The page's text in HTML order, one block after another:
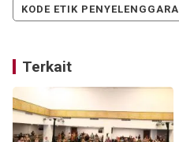
KODE ETIK PENYELENGGARA
Terkait